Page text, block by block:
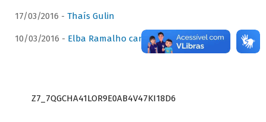
17/03/2016 - Thaís Gulin
10/03/2016 - Elba Ramalho canta Dominguinhos
Z7_7QGCHA41LOR9E0AB4V47KI18D6